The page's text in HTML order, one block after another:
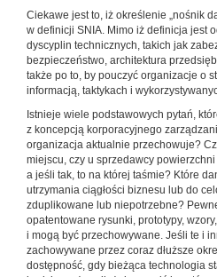
Ciekawe jest to, iż określenie „nośnik
w definicji SNIA. Mimo iż definicja jest
dyscyplin technicznych, takich jak
bezpieczeństwo, architektura
także po to, by pouczyć organizacje o
informacją, taktykach i
Istnieje wiele podstawowych pytań,
z koncepcją korporacyjnego
organizacja aktualnie przechowuje?
miejscu, czy u sprzedawcy
a jeśli tak, to na której taśmie? Które
utrzymania ciągłości biznesu lub do
zduplikowane lub niepotrzebne?
opatentowane rysunki, prototypy,
i mogą być przechowywane. Jeśli te i
zachowywane przez coraz dłuższe
dostępność, gdy bieżąca technologia